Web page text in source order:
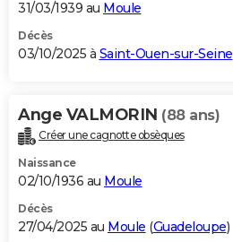
GUIDES D'ACHAT
BONS PLANS
Carte de Noël
Carte Bonne année
Carte Saint-Valentin
Carte Pâques
Carte d'anniversaire
DICTIONNAIRE
Dictionnaire
Biographies
Citations
Expressions
Proverbes
PROGRAMME TV
S'inscrire
Se connecter
Lycées
Collèges
Primaires
Universités
Entreprises
Service militaire
Avis de recherche
AVIS DE DÉCÈS
31/03/1939 au Moule
Décès
03/10/2025 à Saint-Ouen-sur-Seine
Ange VALMORIN (88 ans)
Créer une cagnotte obsèques
Naissance
02/10/1936 au Moule
Décès
27/04/2025 au Moule (Guadeloupe)